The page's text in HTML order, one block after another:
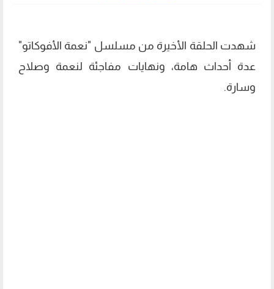
شهدت الحلقة الأخيرة من مسلسل "نعمة الأفوكاتو"
عدة أحداث هامة، ونهايات مفاجئة لنعمة وصلاح
وسارة.